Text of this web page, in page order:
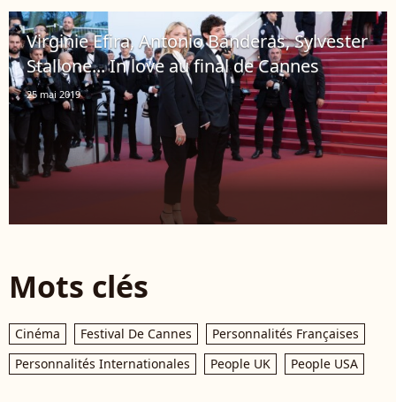
Virginie Efira, Antonio Banderas, Sylvester
Stallone... In love au final de Cannes
25 mai 2019
Mots clés
Cinéma Festival De Cannes
Personnalités Françaises
Personnalités Internationales
People UK People USA